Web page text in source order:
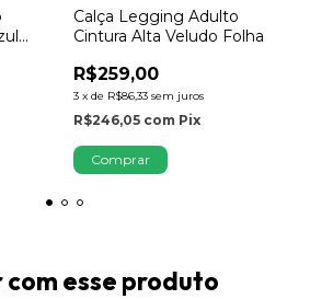
Calça Legging Adulto
Cintura Alta Veludo Folha
R$259,00
3 x de R$86,33 sem juros
R$246,05 com Pix
Comprar
esse produto